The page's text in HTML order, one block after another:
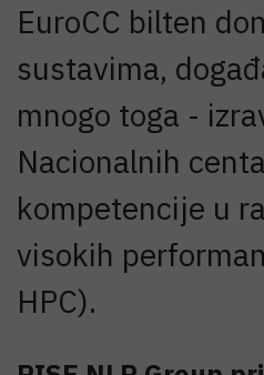
EuroCC bilten
sustavima,
mnogo toga -
Nacionalnih
kompetencije u
visokih
HPC).